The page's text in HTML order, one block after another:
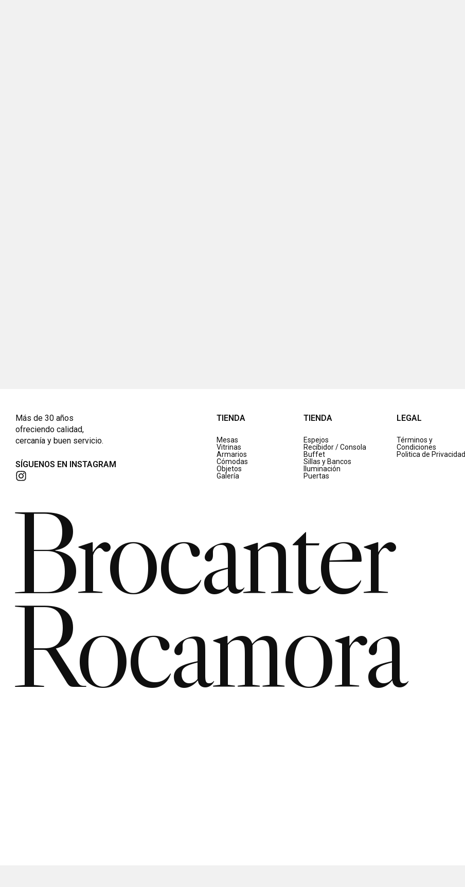
Más de 30 años
ofreciendo calidad,
cercanía y buen servicio.
SÍGUENOS EN INSTAGRAM
TIENDA
Mesas
Vitrinas
Armarios
Cómodas
Objetos
Galería
TIENDA
Espejos
Recibidor / Consola
Buffet
Sillas y Bancos
Iluminación
Puertas
LEGAL
Términos y
Condiciones
Politica de Privacidad
Brocanter
Rocamora